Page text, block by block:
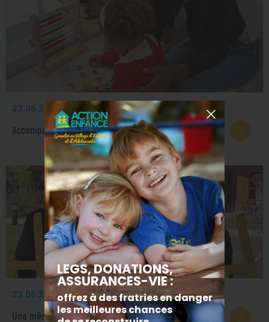
23.06.2026 TÉMOIGNAGES
Accompagner les enfants pupilles de l’État
23.06.2026 PARTENARIATS
Une même vision écoenvironnementale